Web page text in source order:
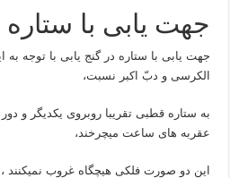
جهت یابی با ستاره
جهت یابی با ستاره در گنج یابی با توجه
الکرسی و دبّ اکبر نسبت،
به ستاره‌ قطبی تقریبا روبروی یکدیگر و
عقربه‌ های ساعت میچرخند،
این دو صورت فلکی هیچگاه غروب نمیکنند ،